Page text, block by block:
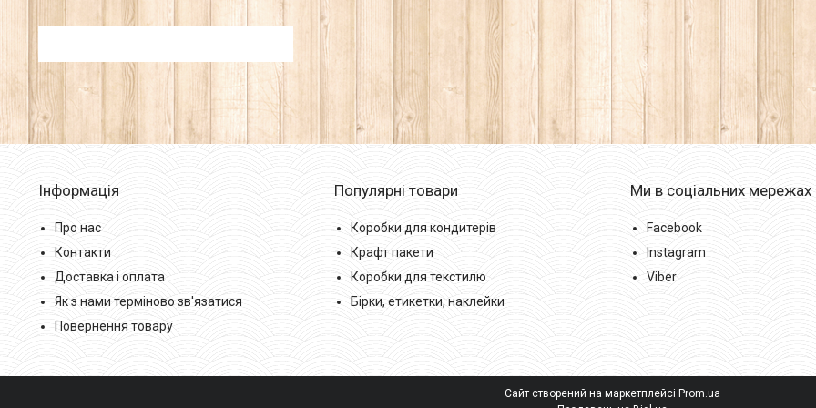
Інформація
Про нас
Контакти
Доставка і оплата
Як з нами терміново зв'язатися
Повернення товару
Популярні товари
Коробки для кондитерів
Крафт пакети
Коробки для текстилю
Бірки, етикетки, наклейки
Ми в соціальних мережах
Facebook
Instagram
Viber
Сайт створений на маркетплейсі Prom.ua